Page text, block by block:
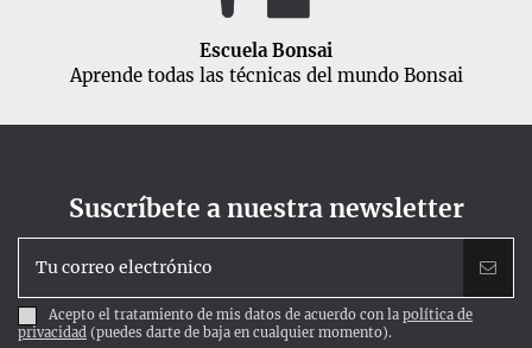
Escuela Bonsai
Aprende todas las técnicas del mundo Bonsai
Suscríbete a nuestra newsletter
Acepto el tratamiento de mis datos de acuerdo con la política de
privacidad (puedes darte de baja en cualquier momento).